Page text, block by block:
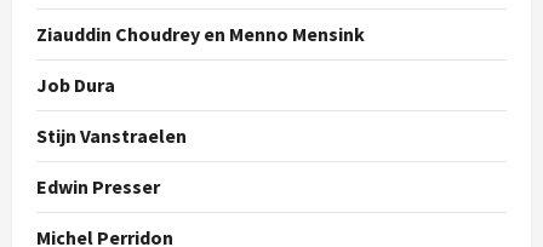
Ziauddin Choudrey en Menno Mensink
Job Dura
Stijn Vanstraelen
Edwin Presser
Michel Perridon